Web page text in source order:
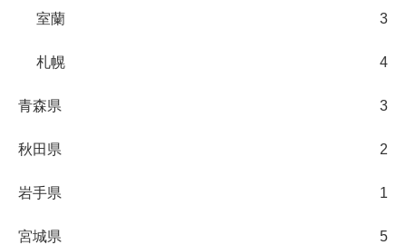
室蘭 3
札幌 4
青森県 3
秋田県 2
岩手県 1
宮城県 5